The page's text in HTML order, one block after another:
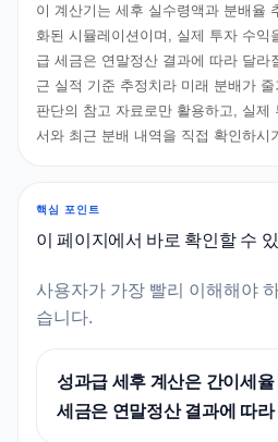
이 계산기는 세후 실수령액과 분배율
화된 시뮬레이션이며, 실제 투자 수익
급 세금은 연말정산 결과에 따라 달라
근 실적 기준 추정치라 미래 분배가
판단의 참고 자료로만 활용하고, 실제
서와 최근 분배 내역을 직접 확인하시
핵심 포인트
이 페이지에서 바로 확인할 수
사용자가 가장 빨리 이해해야
습니다.
성과급 세후 계산은 간이세
세금은 연말정산 결과에 따라